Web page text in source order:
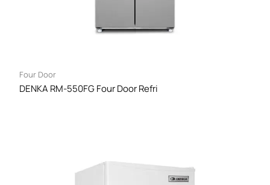
Four Door
DENKA RM-550FG Four Door Refri